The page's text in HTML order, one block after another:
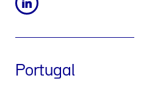
Portugal